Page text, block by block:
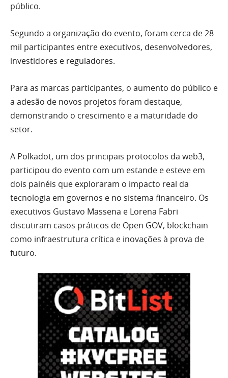
público.
Segundo a organização do evento, foram cerca de 28
mil participantes entre executivos, desenvolvedores,
investidores e reguladores.
Para as marcas participantes, o aumento do público e
a adesão de novos projetos foram destaque,
demonstrando o crescimento e a maturidade do
setor.
A Polkadot, um dos principais protocolos da web3,
participou do evento com um estande e esteve em
dois painéis que exploraram o impacto real da
tecnologia em governos e no sistema financeiro. Os
executivos Gustavo Massena e Lorena Fabri
discutiram casos práticos de Open GOV, blockchain
como infraestrutura crítica e inovações à prova de
futuro.